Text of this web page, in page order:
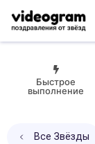
Быстрое
выполнение
Все Звёзды